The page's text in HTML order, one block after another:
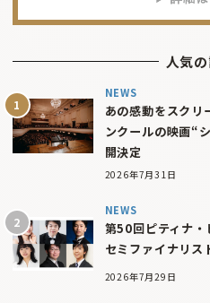
人気
NEWS
あの感動をスクリ
ンクールの映画“
開決定
2026年7月31日
NEWS
第50回ピティナ・
セミファイナリス
2026年7月29日